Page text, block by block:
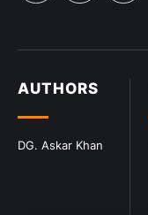
AUTHORS
DG. Askar Khan